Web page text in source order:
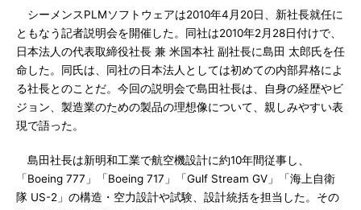
シーメンスPLMソフトウェアは2010年4月20日、新社長就任に
ともなう記者説明会を開催した。同社は2010年2月28日付けで、
日本法人の代表取締役社長 兼 米国本社 副社長に島田 太郎氏を任
命した。同氏は、同社の日本法人としては初めての内部昇格によ
る社長とのことだ。今回の説明会で島田社長は、自身の経歴やビ
ジョン、製造業のための製品の理想像について、親しみやすい表
現で語った。
島田社長は新明和工業で航空機設計に約10年間従事し、
「Boeing 777」「Boeing 717」「Gulf Stream GV」「海上自衛
隊 US-2」の構造・空力設計や試験、設計統括を担当した。その